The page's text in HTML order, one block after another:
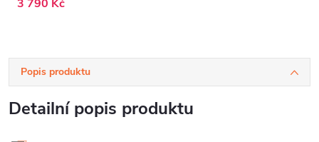
3 790 Kč
Popis produktu
Detailní popis produktu